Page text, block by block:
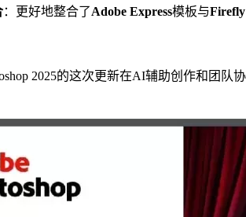
：更好地整合了Adobe Express模板与Firefly
2025的这次更新在AI辅助创作和团